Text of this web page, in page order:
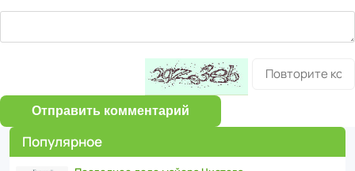
Отправить комментарий
Популярное